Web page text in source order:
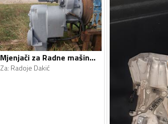
Mjenjači za Radne mašine - Radoje Dakić, Clark - 1990, 1990
Za: Radoje Dakić